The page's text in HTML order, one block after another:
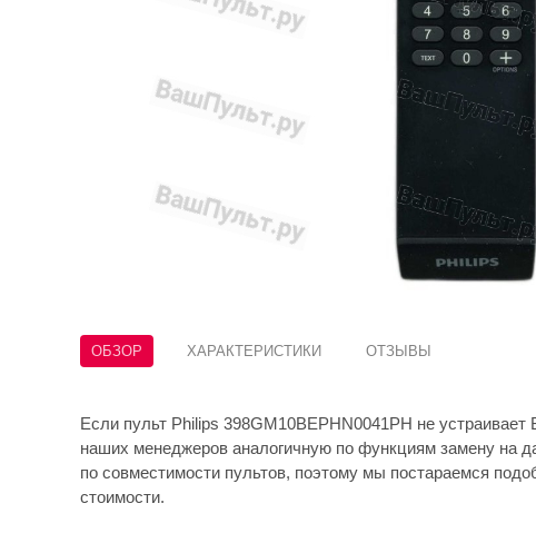
ОБЗОР ХАРАКТЕРИСТИКИ ОТЗЫВЫ
Если пульт Philips 398GM10BEPHN0041PH не
наших менеджеров аналогичную по функциям замену на
по совместимости пультов, поэтому мы постараемся
стоимости.